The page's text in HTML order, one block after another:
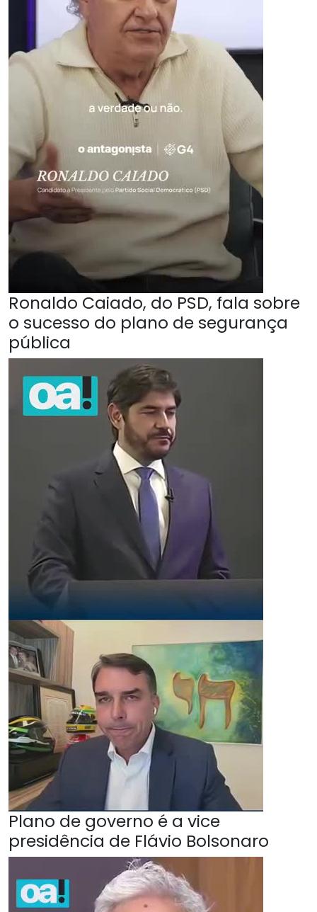
Ronaldo Caiado, do PSD, fala sobre
o sucesso do plano de segurança
pública
Plano de governo é a vice
presidência de Flávio Bolsonaro